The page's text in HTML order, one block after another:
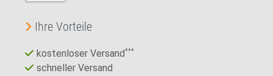
Ihre Vorteile
kostenloser Versand***
schneller Versand